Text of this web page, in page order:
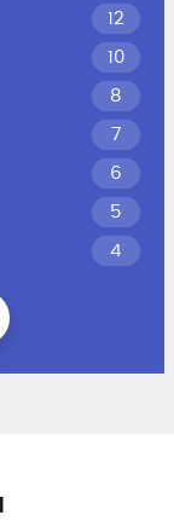
12
10
8
7
6
5
4